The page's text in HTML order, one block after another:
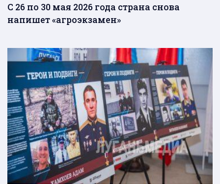
С 26 по 30 мая 2026 года страна снова
напишет «агроэкзамен»